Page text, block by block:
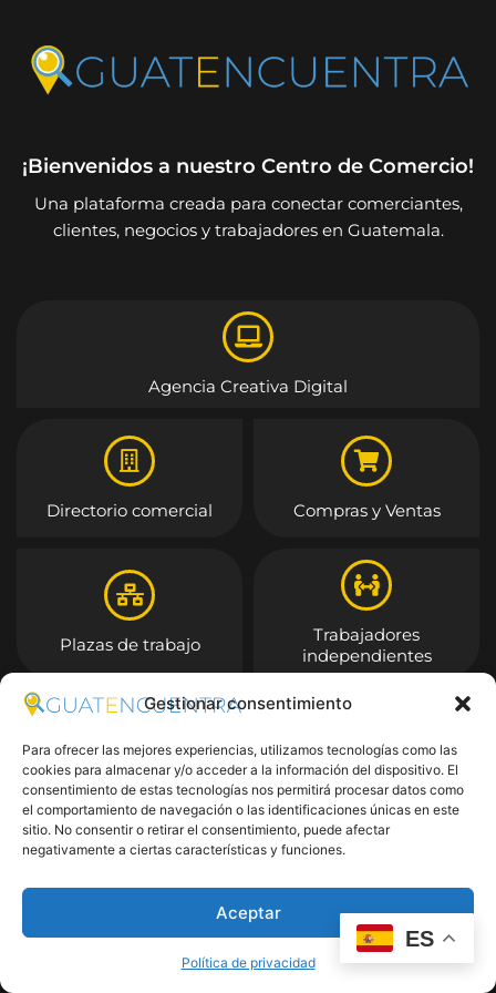
Gestionar consentimiento
Para ofrecer las mejores experiencias, utilizamos tecnologías como las
cookies para almacenar y/o acceder a la información del dispositivo. El
consentimiento de estas tecnologías nos permitirá procesar datos como
el comportamiento de navegación o las identificaciones únicas en este
sitio. No consentir o retirar el consentimiento, puede afectar
negativamente a ciertas características y funciones.
Aceptar
Política de privacidad
¡Bienvenidos a nuestro Centro de Comercio!
Una plataforma creada para conectar comerciantes,
clientes, negocios y trabajadores en Guatemala.
Agencia Creativa Digital
Directorio comercial Compras y Ventas
Plazas de trabajo
Trabajadores
independientes
Entrar
ES